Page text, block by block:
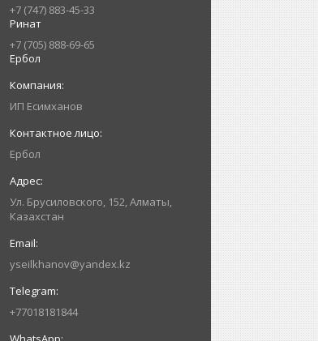
+7 (747) 883-45-33
Ринат
+7 (705) 888-69-65
Ербол
ИП Есимxанов
Ербол
Ул. Брусиловского, 152, Алматы,
Казахстан
yseilkhanov@yandex.kz
+77018181844